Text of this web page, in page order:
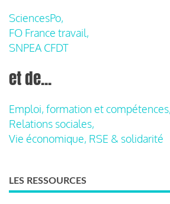
SciencesPo,
FO France travail,
SNPEA CFDT
et de...
Emploi, formation et compétences,
Relations sociales,
Vie économique, RSE & solidarité
LES RESSOURCES